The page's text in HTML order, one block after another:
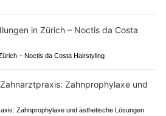
– Noctis da Costa Hairstyling
Zahnprophylaxe und ästhetische Lösungen